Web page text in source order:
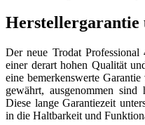
Herstellergarantie
Der neue Trodat Professional
einer derart hohen Qualität
eine bemerkenswerte
gewährt, ausgenommen
Diese lange Garantiezeit
in die Haltbarkeit und